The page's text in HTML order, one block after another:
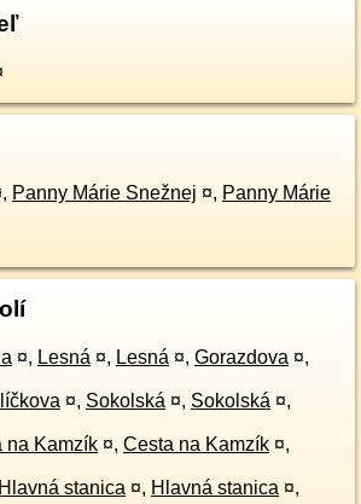
, Panny Márie Snežnej ¤, Panny Márie
¤, Lesná ¤, Lesná ¤, Gorazdova ¤,
¤, Sokolská ¤, Sokolská ¤,
na Kamzík ¤, Cesta na Kamzík ¤,
Hlavná stanica ¤, Hlavná stanica ¤,